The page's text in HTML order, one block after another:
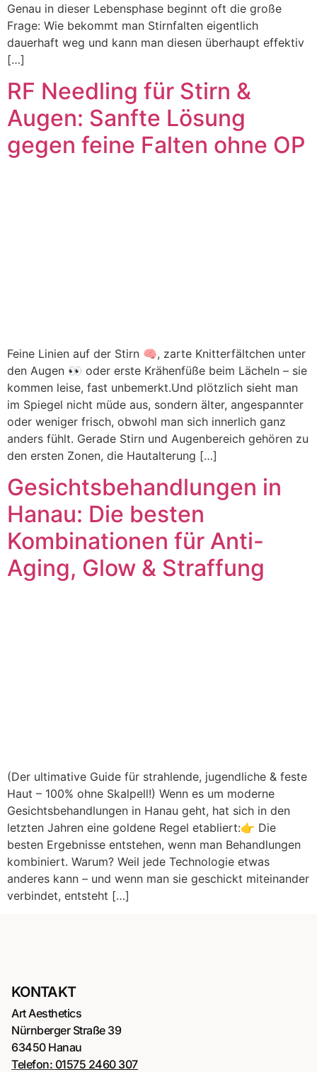
Genau in dieser Lebensphase beginnt oft die große
Frage: Wie bekommt man Stirnfalten eigentlich
dauerhaft weg und kann man diesen überhaupt effektiv
[…]
RF Needling für Stirn &
Augen: Sanfte Lösung
gegen feine Falten ohne OP
Feine Linien auf der Stirn 🧠, zarte Knitterfältchen unter
den Augen 👀 oder erste Krähenfüße beim Lächeln – sie
kommen leise, fast unbemerkt.Und plötzlich sieht man
im Spiegel nicht müde aus, sondern älter, angespannter
oder weniger frisch, obwohl man sich innerlich ganz
anders fühlt. Gerade Stirn und Augenbereich gehören zu
den ersten Zonen, die Hautalterung […]
Gesichtsbehandlungen in
Hanau: Die besten
Kombinationen für Anti-
Aging, Glow & Straffung
(Der ultimative Guide für strahlende, jugendliche & feste
Haut – 100% ohne Skalpell!) Wenn es um moderne
Gesichtsbehandlungen in Hanau geht, hat sich in den
letzten Jahren eine goldene Regel etabliert:👉 Die
besten Ergebnisse entstehen, wenn man Behandlungen
kombiniert. Warum? Weil jede Technologie etwas
anderes kann – und wenn man sie geschickt miteinander
verbindet, entsteht […]
KONTAKT
Art Aesthetics
Nürnberger Straße 39
63450 Hanau
Telefon: 01575 2460 307